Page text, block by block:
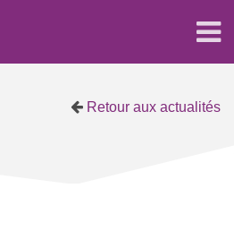
Retour aux actualités